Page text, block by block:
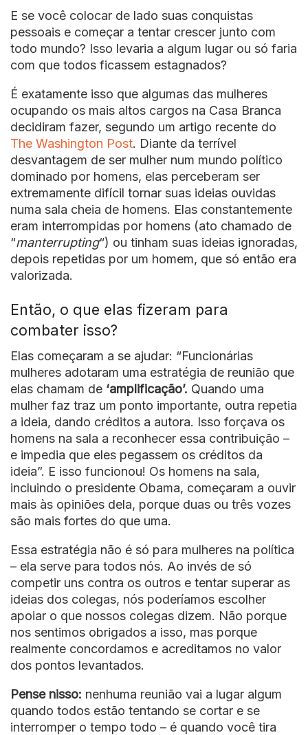
E se você colocar de lado suas conquistas
pessoais e começar a tentar crescer junto com
todo mundo? Isso levaria a algum lugar ou só faria
com que todos ficassem estagnados?
É exatamente isso que algumas das mulheres
ocupando os mais altos cargos na Casa Branca
decidiram fazer, segundo um artigo recente do
The Washington Post. Diante da terrível
desvantagem de ser mulher num mundo político
dominado por homens, elas perceberam ser
extremamente difícil tornar suas ideias ouvidas
numa sala cheia de homens. Elas constantemente
eram interrompidas por homens (ato chamado de
“manterrupting“) ou tinham suas ideias ignoradas,
depois repetidas por um homem, que só então era
valorizada.
Então, o que elas fizeram para
combater isso?
Elas começaram a se ajudar: “Funcionárias
mulheres adotaram uma estratégia de reunião que
elas chamam de ‘amplificação’. Quando uma
mulher faz traz um ponto importante, outra repetia
a ideia, dando créditos a autora. Isso forçava os
homens na sala a reconhecer essa contribuição –
e impedia que eles pegassem os créditos da
ideia”. E isso funcionou! Os homens na sala,
incluindo o presidente Obama, começaram a ouvir
mais às opiniões dela, porque duas ou três vozes
são mais fortes do que uma.
Essa estratégia não é só para mulheres na política
– ela serve para todos nós. Ao invés de só
competir uns contra os outros e tentar superar as
ideias dos colegas, nós poderíamos escolher
apoiar o que nossos colegas dizem. Não porque
nos sentimos obrigados a isso, mas porque
realmente concordamos e acreditamos no valor
dos pontos levantados.
Pense nisso: nenhuma reunião vai a lugar algum
quando todos estão tentando se cortar e se
interromper o tempo todo – é quando você tira